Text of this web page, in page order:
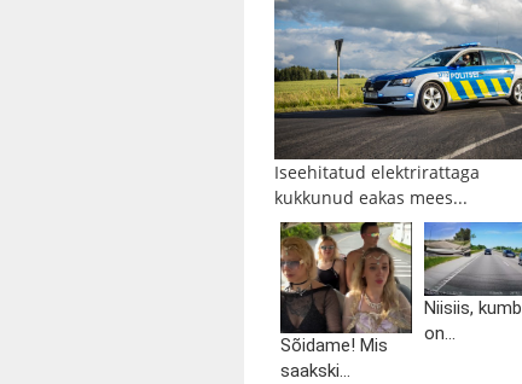
Iseehitatud elektrirattaga
kukkunud eakas mees...
Sõidame! Mis
saakski...
Niisiis, kumb
on...